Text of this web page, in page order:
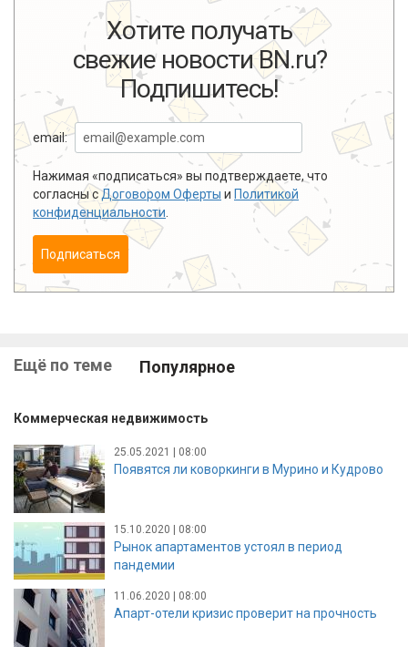
Хотите получать
свежие новости BN.ru?
Подпишитесь!
email:
Нажимая «подписаться» вы подтверждаете, что
согласны сДоговором Оферты и Политикой
конфиденциальности
Подписаться
Ещё по теме Популярное
Коммерческая недвижимость
25.05.2021 | 08:00
Появятся ли коворкинги в Мурино и Кудрово
15.10.2020 | 08:00
Рынок апартаментов устоял в период
пандемии
11.06.2020 | 08:00
Апарт-отели кризис проверит на прочность